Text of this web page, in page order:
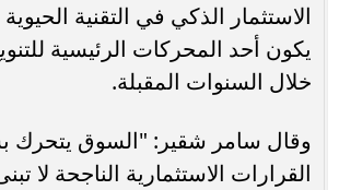
الاستثمار الذكي في التقنية
يكون أحد المحركات الرئيسية
خلال السنوات المقبلة.
وقال سامر شقير: "السوق يتحرك
القرارات الاستثمارية الناجحة لا